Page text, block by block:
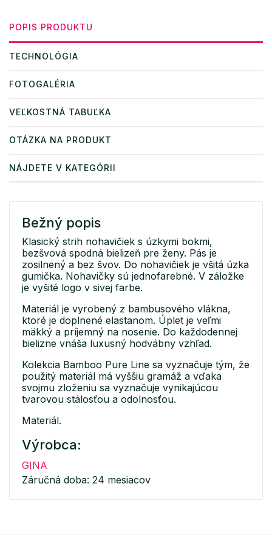
POPIS PRODUKTU
TECHNOLÓGIA
FOTOGALÉRIA
VEĽKOSTNÁ TABUĽKA
OTÁZKA NA PRODUKT
NÁJDETE V KATEGÓRII
Bežný popis
Klasický strih nohavičiek s úzkymi bokmi,
bezšvová spodná bielizeň pre ženy. Pás je
zosilnený a bez švov. Do nohavičiek je všitá úzka
gumička. Nohavičky sú jednofarebné. V záložke
je vyšité logo v sivej farbe.
Materiál je vyrobený z bambusového vlákna,
ktoré je doplnené elastanom. Úplet je veľmi
mäkký a príjemný na nosenie. Do každodennej
bielizne vnáša luxusný hodvábny vzhľad.
Kolekcia Bamboo Pure Line sa vyznačuje tým, že
použitý materiál má vyššiu gramáž a vďaka
svojmu zloženiu sa vyznačuje vynikajúcou
tvarovou stálosťou a odolnosťou.
Materiál.
Výrobca:
GINA
Záručná doba: 24 mesiacov